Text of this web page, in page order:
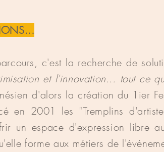
c'est la recherche de
et l'innovation... tout ce
d'alors la création du 1ier
2001 les "Tremplins
un espace d'expression libre
forme aux métiers de